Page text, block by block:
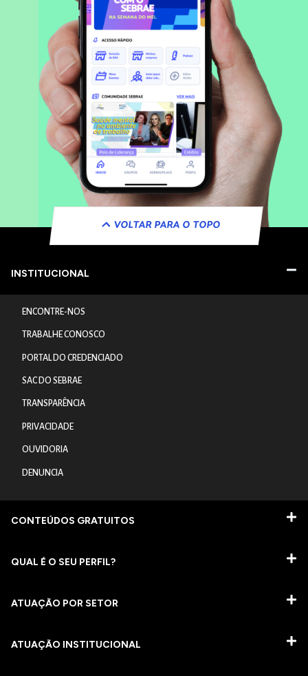
VOLTAR PARA O TOPO
INSTITUCIONAL
ENCONTRE-NOS
TRABALHE CONOSCO
PORTAL DO CREDENCIADO
SAC DO SEBRAE
TRANSPARÊNCIA
PRIVACIDADE
OUVIDORIA
DENUNCIA
CONTEÚDOS GRATUITOS
QUAL É O SEU PERFIL?
ATUAÇÃO POR SETOR
ATUAÇÃO INSTITUCIONAL